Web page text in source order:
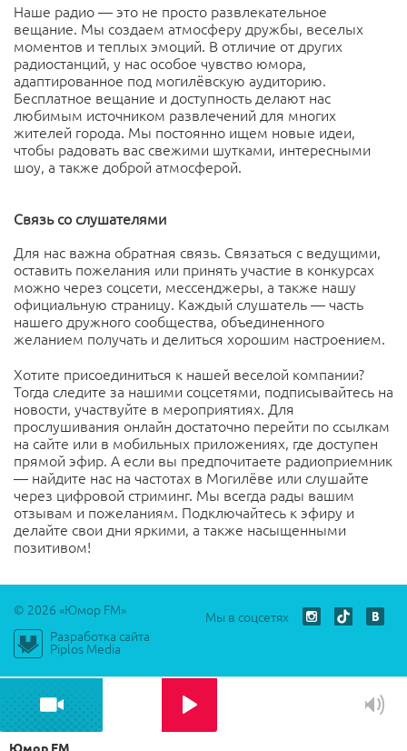
Наше радио — это не просто развлекательное
вещание. Мы создаем атмосферу дружбы, веселых
моментов и теплых эмоций. В отличие от других
радиостанций, у нас особое чувство юмора,
адаптированное под могилёвскую аудиторию.
Бесплатное вещание и доступность делают нас
любимым источником развлечений для многих
жителей города. Мы постоянно ищем новые идеи,
чтобы радовать вас свежими шутками, интересными
шоу, а также доброй атмосферой.
Связь со слушателями
Для нас важна обратная связь. Связаться с ведущими,
оставить пожелания или принять участие в конкурсах
можно через соцсети, мессенджеры, а также нашу
официальную страницу. Каждый слушатель — часть
нашего дружного сообщества, объединенного
желанием получать и делиться хорошим настроением.
Хотите присоединиться к нашей веселой компании?
Тогда следите за нашими соцсетями, подписывайтесь на
новости, участвуйте в мероприятиях. Для
прослушивания онлайн достаточно перейти по ссылкам
на сайте или в мобильных приложениях, где доступен
прямой эфир. А если вы предпочитаете радиоприемник
— найдите нас на частотах в Могилёве или слушайте
через цифровой стриминг. Мы всегда рады вашим
отзывам и пожеланиям. Подключайтесь к эфиру и
делайте свои дни яркими, а также насыщенными
позитивом!
© 2026 «Юмор FM»
Мы в соцсетях
Разработка сайта
Piplos Media
Юмор FM
Play Mute Settings
PIP